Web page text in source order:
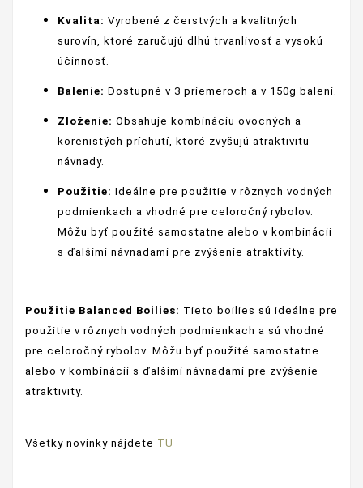
Kvalita: Vyrobené z čerstvých a kvalitných
surovín, ktoré zaručujú dlhú trvanlivosť a vysokú
účinnosť.
Balenie: Dostupné v 3 priemeroch a v 150g balení.
Zloženie: Obsahuje kombináciu ovocných a
korenistých príchutí, ktoré zvyšujú atraktivitu
návnady.
Použitie: Ideálne pre použitie v rôznych vodných
podmienkach a vhodné pre celoročný rybolov.
Môžu byť použité samostatne alebo v kombinácii
s ďalšími návnadami pre zvýšenie atraktivity.
Použitie Balanced Boilies: Tieto boilies sú ideálne pre
použitie v rôznych vodných podmienkach a sú vhodné
pre celoročný rybolov. Môžu byť použité samostatne
alebo v kombinácii s ďalšími návnadami pre zvýšenie
atraktivity.
Všetky novinky nájdete TU